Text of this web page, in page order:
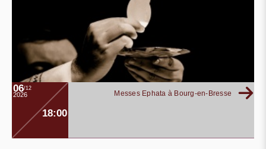
06/12
2026
18:00
Messes Ephata à Bourg-en-Bresse